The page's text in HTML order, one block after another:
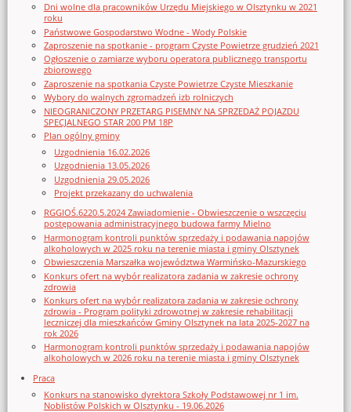
Dni wolne dla pracowników Urzędu Miejskiego w Olsztynku w 2021
roku
Państwowe Gospodarstwo Wodne - Wody Polskie
Zaproszenie na spotkanie - program Czyste Powietrze grudzień 2021
Ogłoszenie o zamiarze wyboru operatora publicznego transportu
zbiorowego
Zaproszenie na spotkania Czyste Powietrze Czyste Mieszkanie
Wybory do walnych zgromadzeń izb rolniczych
NIEOGRANICZONY PRZETARG PISEMNY NA SPRZEDAŻ POJAZDU
SPECJALNEGO STAR 200 PM 18P
Plan ogólny gminy
Uzgodnienia 16.02.2026
Uzgodnienia 13.05.2026
Uzgodnienia 29.05.2026
Projekt przekazany do uchwalenia
RGGIOŚ.6220.5.2024 Zawiadomienie - Obwieszczenie o wszczęciu
postępowania administracyjnego budowa farmy Mielno
Harmonogram kontroli punktów sprzedaży i podawania napojów
alkoholowych w 2025 roku na terenie miasta i gminy Olsztynek
Obwieszczenia Marszałka województwa Warmińsko-Mazurskiego
Konkurs ofert na wybór realizatora zadania w zakresie ochrony
zdrowia
Konkurs ofert na wybór realizatora zadania w zakresie ochrony
zdrowia - Program polityki zdrowotnej w zakresie rehabilitacji
leczniczej dla mieszkańców Gminy Olsztynek na lata 2025-2027 na
rok 2026
Harmonogram kontroli punktów sprzedaży i podawania napojów
alkoholowych w 2026 roku na terenie miasta i gminy Olsztynek
Praca
Konkurs na stanowisko dyrektora Szkoły Podstawowej nr 1 im.
Noblistów Polskich w Olsztynku - 19.06.2026